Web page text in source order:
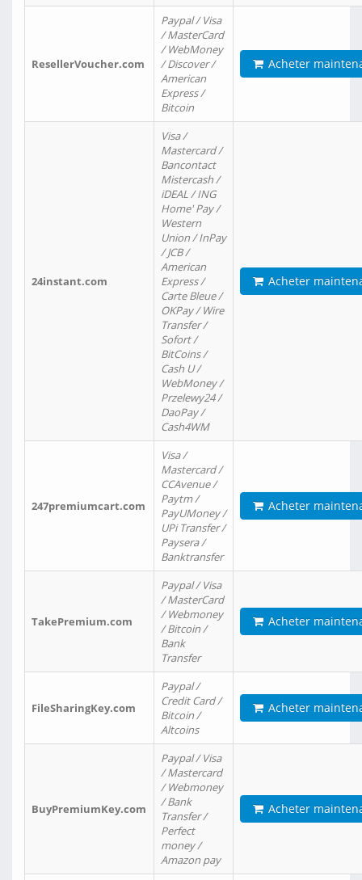
ResellerVoucher.com
Paypal / Visa
/ MasterCard
/ WebMoney
/ Discover /
American
Express /
Bitcoin
Acheter
24instant.com
Visa /
Mastercard /
Bancontact
Mistercash /
iDEAL / ING
Home' Pay /
Western
Union / InPay
/ JCB /
American
Express /
Carte Bleue /
OKPay / Wire
Transfer /
Sofort /
BitCoins /
Cash U /
WebMoney /
Przelewy24 /
DaoPay /
Cash4WM
Acheter
247premiumcart.com
Visa /
Mastercard /
CCAvenue /
Paytm /
PayUMoney /
UPi Transfer /
Paysera /
Banktransfer
Acheter
TakePremium.com
Paypal / Visa
/ MasterCard
/ Webmoney
/ Bitcoin /
Bank
Transfer
Acheter
FileSharingKey.com
Paypal /
Credit Card /
Bitcoin /
Altcoins
Acheter
BuyPremiumKey.com
Paypal / Visa
/ Mastercard
/ Webmoney
/ Bank
Transfer /
Perfect
money /
Amazon pay
Acheter